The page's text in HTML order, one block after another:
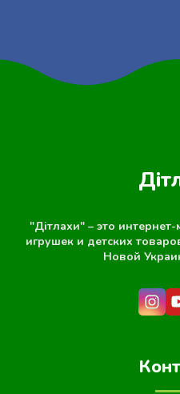
"Дітлахи" – это
игрушек и детских
Новой